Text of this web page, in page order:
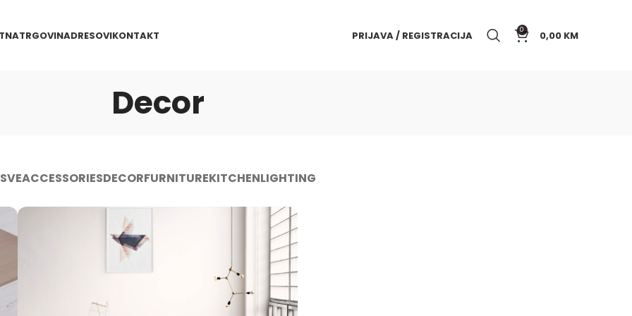
TRGOVINADRESOVIKONTAKT PRIJAVA / REGISTRACIJA 0 0,00 KM
Decor
SVEACCESSORIESDECORFURNITUREKITCHENLIGHTING